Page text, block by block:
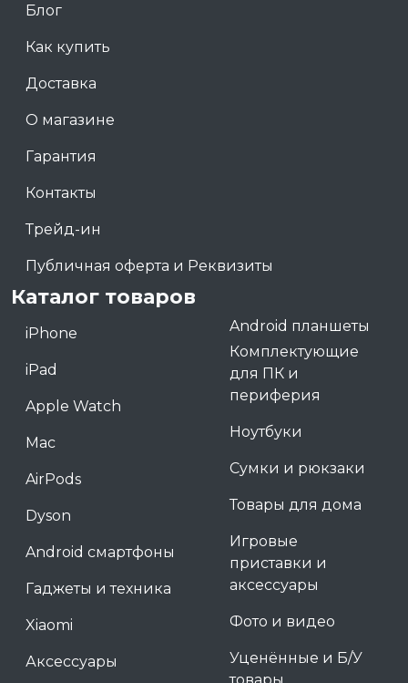
Блог
Как купить
Доставка
О магазине
Гарантия
Контакты
Трейд-ин
Публичная оферта и Реквизиты
Каталог товаров
iPhone
iPad
Apple Watch
Mac
AirPods
Dyson
Android смартфоны
Гаджеты и техника
Xiaomi
Аксессуары
Android планшеты
Комплектующие
для ПК и
периферия
Ноутбуки
Сумки и рюкзаки
Товары для дома
Игровые
приставки и
аксессуары
Фото и видео
Уценённые и Б/У
товары